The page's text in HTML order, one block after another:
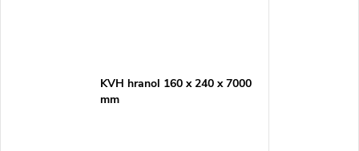
KVH hranol 160 x 240 x 7000
mm